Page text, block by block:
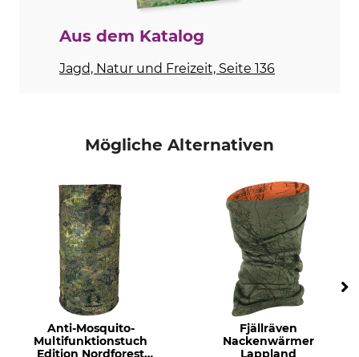
camo/orangeAus dem Katalog
Jagd, Natur und Freizeit, Seite 136
Mögliche Alternativen
Anti-Mosquito-
Multifunktionstuch
Edition Nordforest
Fjällräven
Nackenwärmer
Lappland